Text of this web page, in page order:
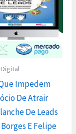
Impedem
De Atrair
De Leads
E Felipe